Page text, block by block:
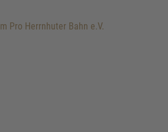
Pro Herrnhuter Bahn e.V.